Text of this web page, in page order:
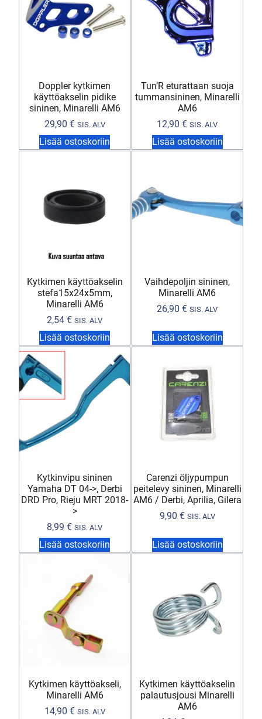
Doppler kytkimen
käyttöakselin pidike
sininen, Minarelli AM6
29,90 € SIS. ALV
Lisää ostoskoriin
Tun’R eturattaan suoja
tummansininen, Minarelli
AM6
12,90€ SIS. ALV
Lisää ostoskoriin
Kytkimen käyttöakselin
stefa15x24x5mm,
Minarelli AM6
2,54€ SIS. ALV
Lisää ostoskoriin
Vaihdepoljin sininen,
Minarelli AM6
26,90€ SIS. ALV
Lisää ostoskoriin
Kytkinvipu sininen
Yamaha DT 04->, Derbi
DRD Pro, Rieju MRT 2018-
>
8,99€ SIS. ALV
Lisää ostoskoriin
Carenzi öljypumpun
peitelevy sininen, Minarelli
AM6 / Derbi, Aprilia, Gilera
9,90 € SIS. ALV
Lisää ostoskoriin
Kytkimen käyttöakseli,
Minarelli AM6
14,90 € SIS. ALV
Kytkimen käyttöakselin
palautusjousi Minarelli
AM6